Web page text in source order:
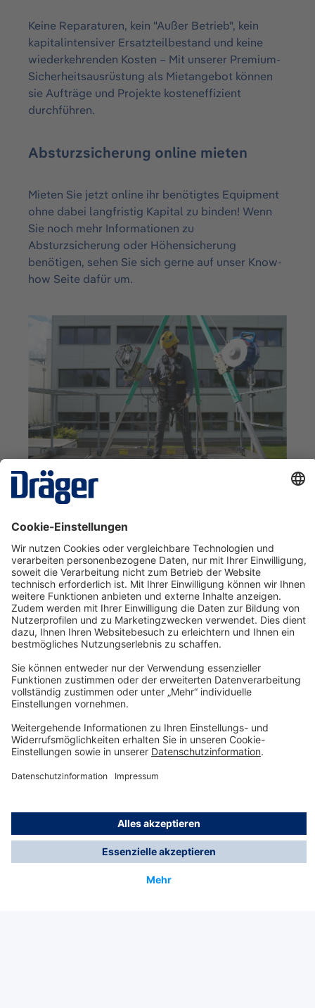
Keine Reparaturen, kein "Außer Betrieb", kein
kapitalintensiver Ersatzteilbestand und keine
wiederkehrenden Kosten – Mit unserer Premium-
Sicherheitsausrüstung als Mietangebot können
sie Aufträge und Projekte kosteneffizient
durchführen.
Absturzsicherung online mieten
Mieten Sie jetzt online ihr benötigtes Equipment
ohne dabei langfristig Kapital zu binden! Wenn
Sie noch mehr Informationen zu
Absturzsicherung oder Höhensicherung
benötigen, sehen Sie sich gerne auf unser Know-
how Seite dafür um.
Sind die Mietprodukte zur Höhensicherung
geprüft und zertifiziert?
Wie finde ich das richtige
Welche Vorteile bietet die Miete von
Höhensicherungsausrüstung?